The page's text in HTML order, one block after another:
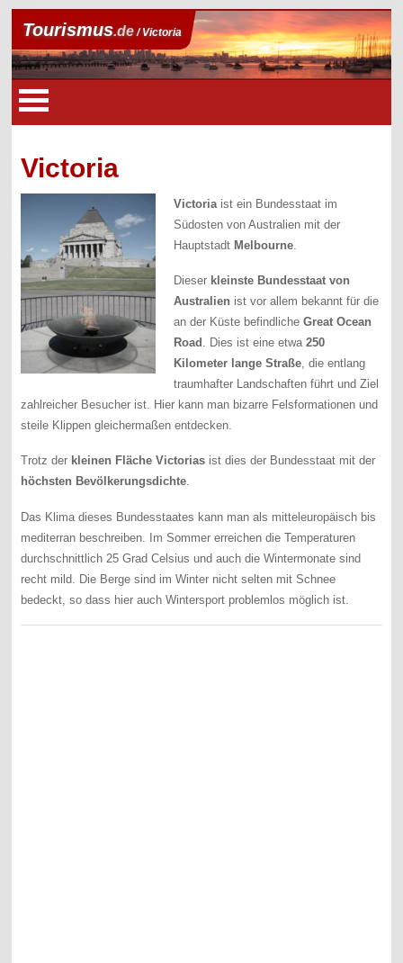
Tourismus.de/ Victoria
Victoria
Victoria ist ein Bundesstaat im
Südosten von Australien mit der
Hauptstadt Melbourne
Dieser kleinste Bundesstaat von
Australien ist vor allem bekannt für die
an der Küste befindlicheGreat Ocean
Road . Dies ist eine etwa250
Kilometer lange Straße, die entlang
traumhafter Landschaften führt und Ziel
zahlreicher Besucher ist. Hier kann man bizarre Felsformationen und
steile Klippen gleichermaßen entdecken.
Trotz der kleinen Fläche Victorias ist dies der Bundesstaat mit der
höchsten Bevölkerungsdichte.
Das Klima dieses Bundesstaates kann man als mitteleuropäisch bis
mediterran beschreiben. Im Sommer erreichen die Temperaturen
durchschnittlich 25 Grad Celsius und auch die Wintermonate sind
recht mild. Die Berge sind im Winter nicht selten mit Schnee
bedeckt, so dass hier auch Wintersport problemlos möglich ist.